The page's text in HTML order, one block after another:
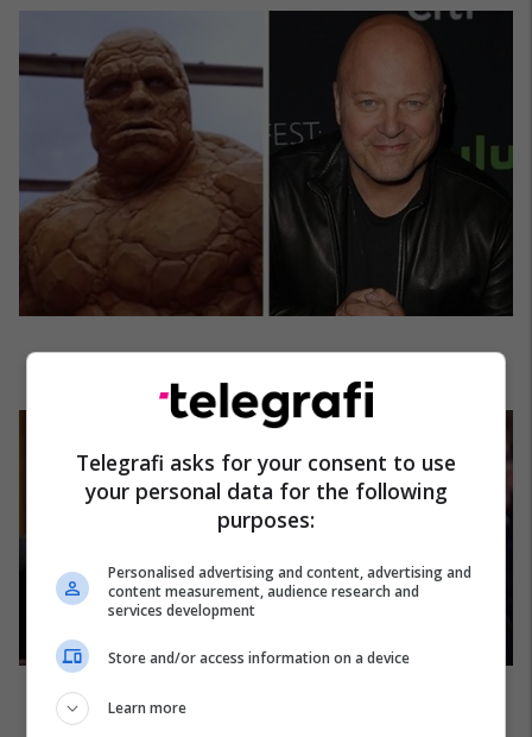
Telegrafi asks for your consent to use
your personal data for the following
purposes:
Personalised advertising and content, advertising and
content measurement, audience research and
services development
Store and/or access information on a device
Learn more